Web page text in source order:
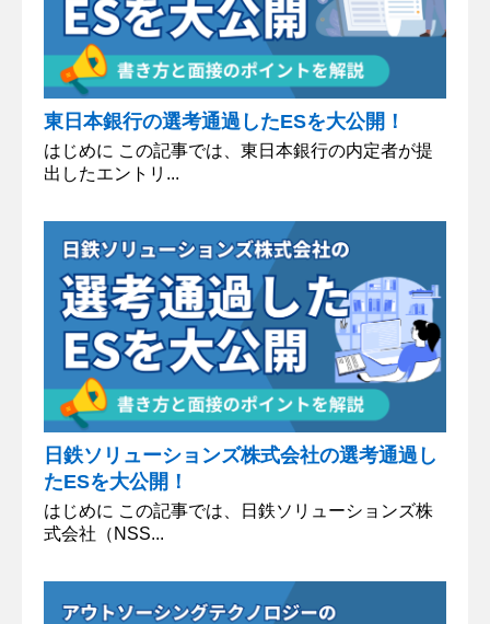
東日本銀行の選考通過したESを大公開！
はじめに この記事では、東日本銀行の内定者が提
出したエントリ...
日鉄ソリューションズ株式会社の選考通過し
たESを大公開！
はじめに この記事では、日鉄ソリューションズ株
式会社（NSS...